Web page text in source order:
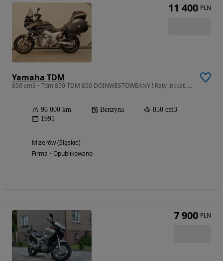
Yamaha TDM
850 cm3 • Tdm 850 TDM 850 DOINWESTOWEANY ! Raty !nr.kat. 90
96 000 km Benzyna
850 cm3
1991
Mizerów (Śląskie)
Firma • Opublikowano
11 400 PLN
7 900 PLN